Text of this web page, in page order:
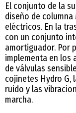
El conjunto de la
diseño de
eléctricos. En la
con un conjunto
amortiguador. Por
implementa en los
de válvulas
cojinetes Hydro G,
ruido y las
marcha.